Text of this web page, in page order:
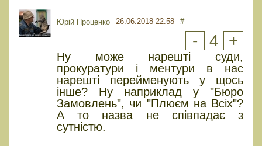
Юрiй Проценко 26.06.2018 22:58 #
- 4 +
Ну може нарешті суди,
прокуратури і ментури в нас
нарешті перейменують у щось
інше? Ну наприклад у "Бюро
Замовлень", чи "Плюєм на Всіх"?
А то назва не співпадає з
сутністю.